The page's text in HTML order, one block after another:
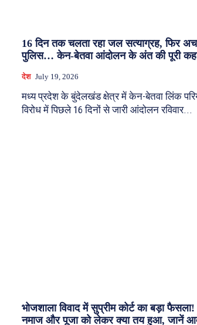
16 दिन तक चलता रहा जल सत्याग्रह, फिर
पुलिस… केन-बेतवा आंदोलन के अंत की पूरी
देश July 19, 2026
मध्य प्रदेश के बुंदेलखंड क्षेत्र में केन-बेतवा लिंक
विरोध में पिछले 16 दिनों से जारी आंदोलन रविवार...
भोजशाला विवाद में सुप्रीम कोर्ट का बड़ा
नमाज और पूजा को लेकर क्या तय हुआ, जानें